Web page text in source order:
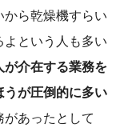
ら乾燥機すらい
という人も多い
が介在する業務を
うが圧倒的に多い
あったとして